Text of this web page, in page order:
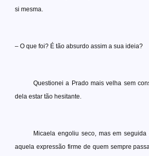
si mesma.
– O que foi? É tão absurdo assim a sua ideia?
Questionei a Prado mais velha sem
dela estar tão hesitante.
Micaela engoliu seco, mas em
aquela expressão firme de quem sempre